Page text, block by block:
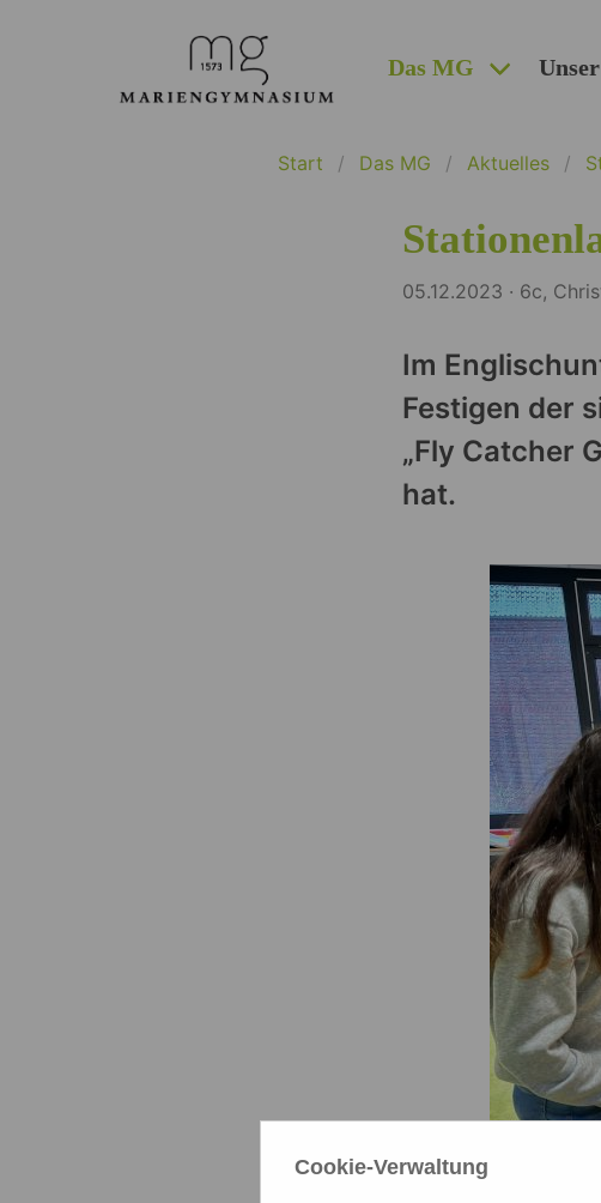
Das MG
Start Das MG Aktuelles
05.12.2023 · 6c,
Im
Festigen der
„Fly Catcher
hat.
Cookie-Verwaltung